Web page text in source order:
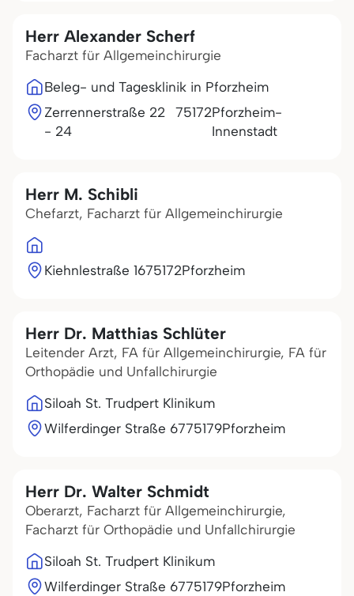
Herr Alexander Scherf
Facharzt für Allgemeinchirurgie
Beleg- und Tagesklinik in Pforzheim
Zerrennerstraße 22
- 24
75172Pforzheim-
Innenstadt
Herr M. Schibli
Chefarzt, Facharzt für Allgemeinchirurgie
Kiehnlestraße 1675172Pforzheim
Herr Dr. Matthias Schlüter
Leitender Arzt, FA für Allgemeinchirurgie, FA für
Orthopädie und Unfallchirurgie
Siloah St. Trudpert Klinikum
Wilferdinger Straße 6775179Pforzheim
Herr Dr. Walter Schmidt
Oberarzt, Facharzt für Allgemeinchirurgie,
Facharzt für Orthopädie und Unfallchirurgie
Siloah St. Trudpert Klinikum
Wilferdinger Straße 6775179Pforzheim